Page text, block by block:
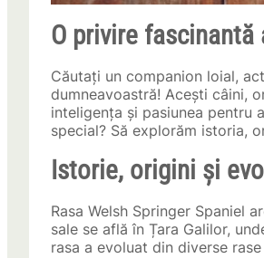
O privire fascinantă
Căutați un companion loial,
dumneavoastră! Acești câini,
inteligența și pasiunea pentru
special? Să explorăm istoria,
Istorie, origini și
Rasa Welsh Springer Spaniel
sale se află în Țara Galilor,
rasa a evoluat din diverse